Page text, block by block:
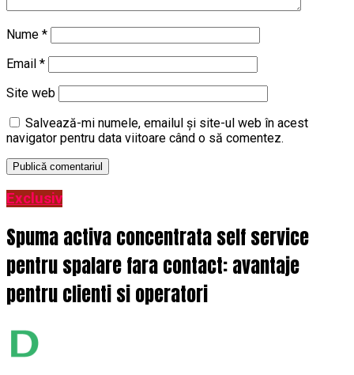
Nume *
Email *
Site web
Salvează-mi numele, emailul și site-ul web în acest
navigator pentru data viitoare când o să comentez.
Exclusiv
Spuma activa concentrata self service
pentru spalare fara contact: avantaje
pentru clienti si operatori